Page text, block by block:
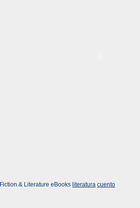
Fiction & Literature eBooks literatura cuento